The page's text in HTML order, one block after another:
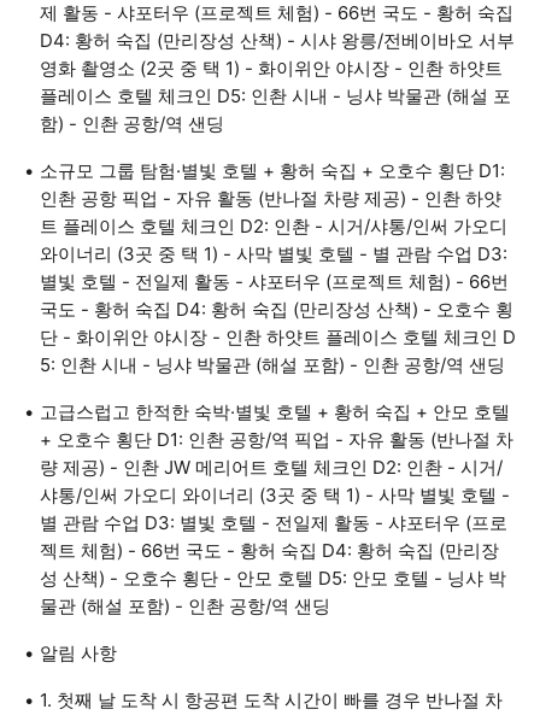
제 활동 - 샤포터우 (프로젝트 체험) - 66번 국도 - 황허 숙집
D4: 황허 숙집 (만리장성 산책) - 시샤 왕릉/전베이바오 서부
영화 촬영소 (2곳 중 택 1) - 화이위안 야시장 - 인촨 하얏트
플레이스 호텔 체크인 D5: 인촨 시내 - 닝샤 박물관 (해설 포
함) - 인촨 공항/역 샌딩
소규모 그룹 탐험·별빛 호텔 + 황허 숙집 + 오호수 횡단 D1:
인촨 공항 픽업 - 자유 활동 (반나절 차량 제공) - 인촨 하얏
트 플레이스 호텔 체크인 D2: 인촨 - 시거/샤통/인써 가오디
와이너리 (3곳 중 택 1) - 사막 별빛 호텔 - 별 관람 수업 D3:
별빛 호텔 - 전일제 활동 - 샤포터우 (프로젝트 체험) - 66번
국도 - 황허 숙집 D4: 황허 숙집 (만리장성 산책) - 오호수 횡
단 - 화이위안 야시장 - 인촨 하얏트 플레이스 호텔 체크인 D
5: 인촨 시내 - 닝샤 박물관 (해설 포함) - 인촨 공항/역 샌딩
고급스럽고 한적한 숙박·별빛 호텔 + 황허 숙집 + 안모 호텔
+ 오호수 횡단 D1: 인촨 공항/역 픽업 - 자유 활동 (반나절 차
량 제공) - 인촨 JW 메리어트 호텔 체크인 D2: 인촨 - 시거/
샤통/인써 가오디 와이너리 (3곳 중 택 1) - 사막 별빛 호텔 -
별 관람 수업 D3: 별빛 호텔 - 전일제 활동 - 샤포터우 (프로
젝트 체험) - 66번 국도 - 황허 숙집 D4: 황허 숙집 (만리장
성 산책) - 오호수 횡단 - 안모 호텔 D5: 안모 호텔 - 닝샤 박
물관 (해설 포함) - 인촨 공항/역 샌딩
알림 사항
1. 첫째 날 도착 시 항공편 도착 시간이 빠를 경우 반나절 차